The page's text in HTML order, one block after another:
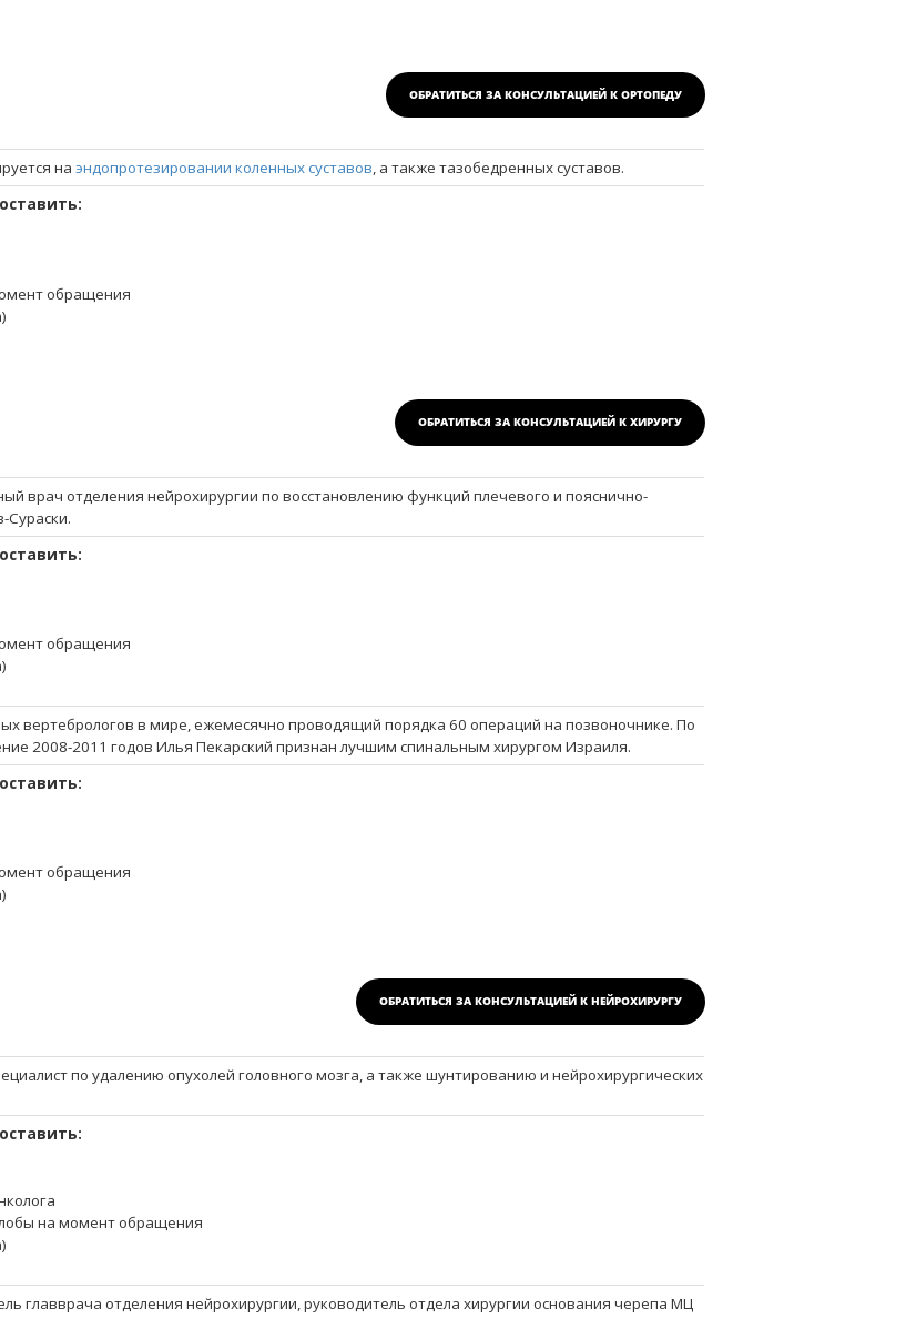
ОБРАТИТЬСЯ ЗА КОНСУЛЬТАЦИЕЙ К ОРТОПЕДУ
наэндопротезировании коленных суставов, а также тазобедренных суставов.
обращения
ОБРАТИТЬСЯ ЗА КОНСУЛЬТАЦИЕЙ К ХИРУРГУ
врач отделения нейрохирургии по восстановлению функций плечевого и пояснично-
Сураски.
обращения
вертебрологов в мире, ежемесячно проводящий порядка 60 операций на позвоночнике. По
2008-2011 годов Илья Пекарский признан лучшим спинальным хирургом Израиля.
обращения
ОБРАТИТЬСЯ ЗА КОНСУЛЬТАЦИЕЙ К НЕЙРОХИРУРГУ
по удалению опухолей головного мозга, а также шунтированию и нейрохирургических
на момент обращения
главврача отделения нейрохирургии, руководитель отдела хирургии основания черепа МЦ